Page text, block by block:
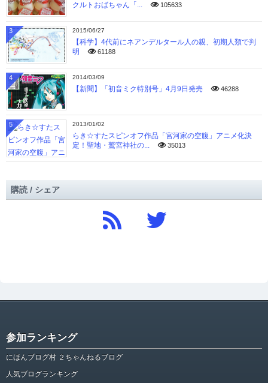
クルトおばちゃん「...
105633
2015/06/27
【科学】4代前にネアンデルタール人の親、初期人類で判
明
61188
3
2014/03/09
【新聞】「初音ミク特別号」4月9日発売 46288
4
2013/01/02
らき☆すたスピンオフ作品「宮河家の空腹」アニメ化決
定！聖地・鷲宮神社の...
35013
5
購読 / シェア
参加ランキング
にほんブログ村 ２ちゃんねるブログ
人気ブログランキング